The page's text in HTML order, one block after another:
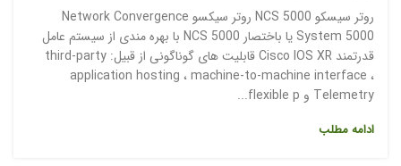
روتر سیسکو NCS 5000 روتر سیکسو Network Convergence
System 5000 یا باختصار NCS 5000 با بهره مندی از سیستم عامل
قدرتمند Cisco IOS XR قابلیت های گوناگونی از قبیل: third-party
application hosting ، machine-to-machine interface ،
Telemetry و flexible p...
ادامه مطلب